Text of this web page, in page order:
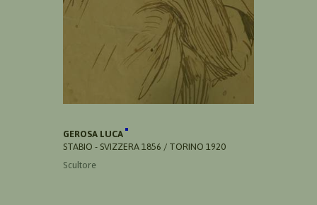
GEROSA LUCA
STABIO - SVIZZERA 1856 / TORINO 1920
Scultore